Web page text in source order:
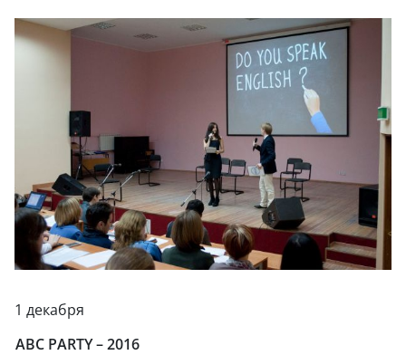
1 декабря
ABC PARTY – 2016